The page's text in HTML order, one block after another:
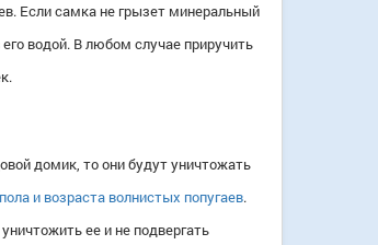
Если самка не грызет минеральный
водой. В любом случае приручить
домик, то они будут уничтожать
и возраста волнистых попугаев.
ее и не подвергать